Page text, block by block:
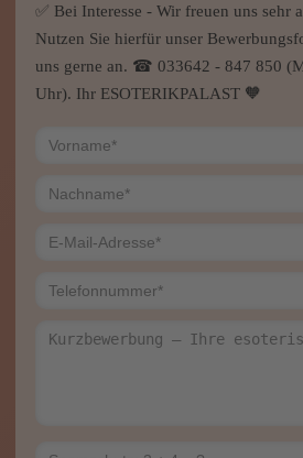
✅ Bei Interesse - Wir freuen uns sehr
Nutzen Sie hierfür unser
uns gerne an. ☎ 033642 - 847 850
Uhr). Ihr ESOTERIKPALAST 🧡